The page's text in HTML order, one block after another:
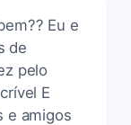
Eu e
de
pelo
E
e amigos